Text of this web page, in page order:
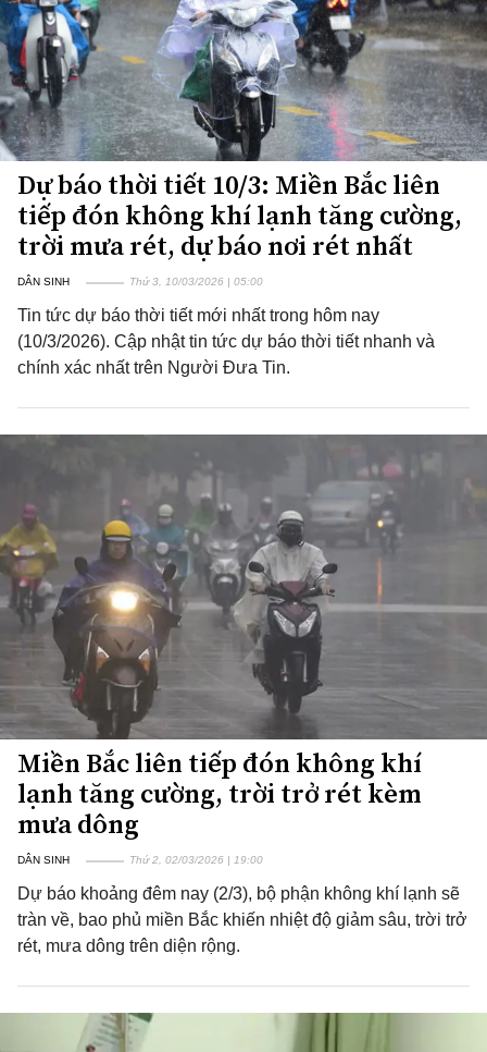
Dự báo thời tiết 10/3: Miền Bắc liên
tiếp đón không khí lạnh tăng cường,
trời mưa rét, dự báo nơi rét nhất
DÂN SINH Thứ 3, 10/03/2026 | 05:00
Tin tức dự báo thời tiết mới nhất trong hôm nay
(10/3/2026). Cập nhật tin tức dự báo thời tiết nhanh và
chính xác nhất trên Người Đưa Tin.
Miền Bắc liên tiếp đón không khí
lạnh tăng cường, trời trở rét kèm
mưa dông
DÂN SINH Thứ 2, 02/03/2026 | 19:00
Dự báo khoảng đêm nay (2/3), bộ phận không khí lạnh sẽ
tràn về, bao phủ miền Bắc khiến nhiệt độ giảm sâu, trời trở
rét, mưa dông trên diện rộng.